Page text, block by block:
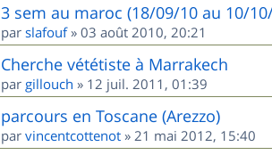
3 sem au maroc (18/09/10 au 10/
par slafouf» 03 août 2010, 20:21
Cherche vététiste à Marrakech
par gillouch » 12 juil. 2011, 01:39
parcours en Toscane (Arezzo)
par vincentcottenot » 21 mai 2012, 15:40